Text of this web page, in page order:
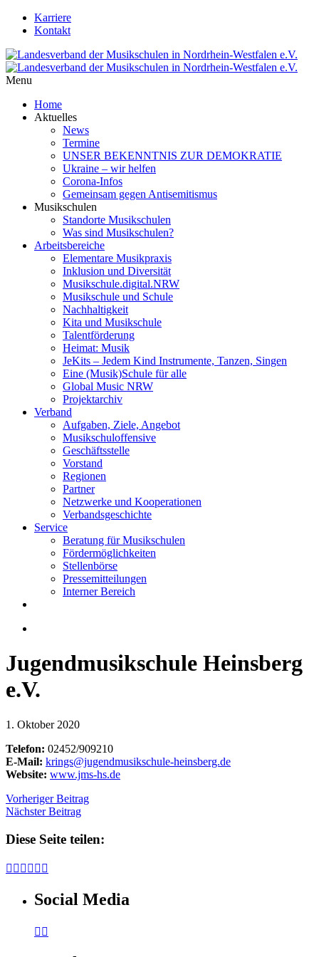
Karriere
Kontakt
Menu
Home
Aktuelles
News
Termine
UNSER BEKENNTNIS ZUR DEMOKRATIE
Ukraine – wir helfen
Corona-Infos
Gemeinsam gegen Antisemitismus
Musikschulen
Standorte Musikschulen
Was sind Musikschulen?
Arbeitsbereiche
Elementare Musikpraxis
Inklusion und Diversität
Musikschule.digital.NRW
Musikschule und Schule
Nachhaltigkeit
Kita und Musikschule
Talentförderung
Heimat: Musik
JeKits – Jedem Kind Instrumente, Tanzen, Singen
Eine (Musik)Schule für alle
Global Music NRW
Projektarchiv
Verband
Aufgaben, Ziele, Angebot
Musikschuloffensive
Geschäftsstelle
Vorstand
Regionen
Partner
Netzwerke und Kooperationen
Verbandsgeschichte
Service
Beratung für Musikschulen
Fördermöglichkeiten
Stellenbörse
Pressemitteilungen
Interner Bereich
Jugendmusikschule Heinsberg
e.V.
1. Oktober 2020
Telefon: 02452/909210
E-Mail: krings@jugendmusikschule-heinsberg.de
Website: www.jms-hs.de
Vorheriger Beitrag
Nächster Beitrag
Diese Seite teilen:
     
Social Media
 